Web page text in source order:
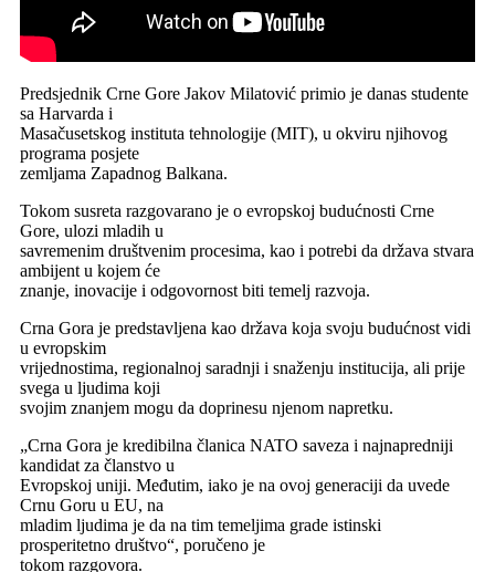
Predsjednik Crne Gore Jakov Milatović primio je danas studente
sa Harvarda i
Masačusetskog instituta tehnologije (MIT), u okviru njihovog
programa posjete
zemljama Zapadnog Balkana.
Tokom susreta razgovarano je o evropskoj budućnosti Crne
Gore, ulozi mladih u
savremenim društvenim procesima, kao i potrebi da država stvara
ambijent u kojem će
znanje, inovacije i odgovornost biti temelj razvoja.
Crna Gora je predstavljena kao država koja svoju budućnost vidi
u evropskim
vrijednostima, regionalnoj saradnji i snaženju institucija, ali prije
svega u ljudima koji
svojim znanjem mogu da doprinesu njenom napretku.
„Crna Gora je kredibilna članica NATO saveza i najnapredniji
kandidat za članstvo u
Evropskoj uniji. Međutim, iako je na ovoj generaciji da uvede
Crnu Goru u EU, na
mladim ljudima je da na tim temeljima grade istinski
prosperitetno društvo“, poručeno je
tokom razgovora.